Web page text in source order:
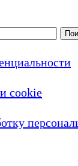
cookie